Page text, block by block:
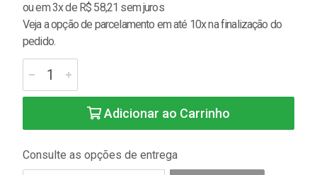
ou em 3x de R$ 58,21 sem juros
Veja a opção de parcelamento em até 10x na finalização do
pedido.
Adicionar ao Carrinho
Consulte as opções de entrega